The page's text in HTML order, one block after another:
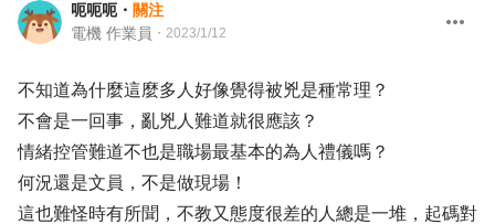
呃呃呃 ・ 關注
電機 作業員 ・ 2023/1/12
不知道為什麼這麼多人好像覺得被兇是種常理？
不會是一回事，亂兇人難道就很應該？
情緒控管難道不也是職場最基本的為人禮儀嗎？
何況還是文員，不是做現場！
這也難怪時有所聞，不教又態度很差的人總是一堆，起碼對